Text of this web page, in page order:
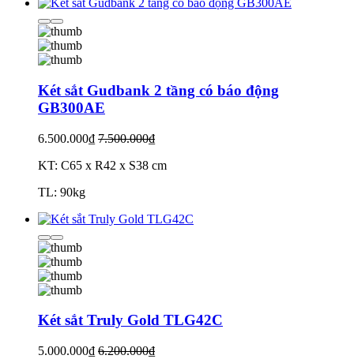
Két sắt Gudbank 2 tầng có báo động
GB300AE
6.500.000₫ 7.500.000₫
KT: C65 x R42 x S38 cm
TL: 90kg
Két sắt Truly Gold TLG42C
5.000.000₫ 6.200.000₫